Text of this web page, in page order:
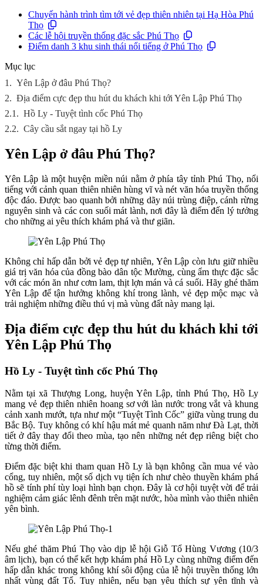
Chuyến hành trình tìm tới vẻ đẹp thiên nhiên tại Hạ Hòa Phú
Thọ
Các lễ hội truyền thống đặc sắc Phú Thọ
Điểm danh 3 khu sinh thái nổi tiếng ở Phú Thọ
Mục lục
1. Yên Lập ở đâu Phú Thọ?
2. Địa điểm cực đẹp thu hút du khách khi tới Yên Lập Phú Thọ
2.1. Hồ Ly - Tuyệt tình cốc Phú Thọ
2.2. Cây cầu sắt ngay tại hồ Ly
Yên Lập ở đâu Phú Thọ?
Yên Lập là một huyện miền núi nằm ở phía tây tỉnh Phú Thọ, nổi
tiếng với cảnh quan thiên nhiên hùng vĩ và nét văn hóa truyền thống
độc đáo. Được bao quanh bởi những dãy núi trùng điệp, cánh rừng
nguyên sinh và các con suối mát lành, nơi đây là điểm đến lý tưởng
cho những ai yêu thích khám phá và thư giãn.
Không chỉ hấp dẫn bởi vẻ đẹp tự nhiên, Yên Lập còn lưu giữ nhiều
giá trị văn hóa của đồng bào dân tộc Mường, cùng ẩm thực đặc sắc
với các món ăn như cơm lam, thịt lợn mán và cá suối. Hãy ghé thăm
Yên Lập để tận hưởng không khí trong lành, vẻ đẹp mộc mạc và
trải nghiệm những điều thú vị mà vùng đất này mang lại.
Địa điểm cực đẹp thu hút du khách khi tới
Yên Lập Phú Thọ
Hồ Ly - Tuyệt tình cốc Phú Thọ
Nằm tại xã Thượng Long, huyện Yên Lập, tỉnh Phú Thọ, Hồ Ly
mang vẻ đẹp thiên nhiên hoang sơ với làn nước trong vắt và khung
cảnh xanh mướt, tựa như một “Tuyệt Tình Cốc” giữa vùng trung du
Bắc Bộ. Tuy không có khí hậu mát mẻ quanh năm như Đà Lạt, thời
tiết ở đây thay đổi theo mùa, tạo nên những nét đẹp riêng biệt cho
từng thời điểm.
Điểm đặc biệt khi tham quan Hồ Ly là bạn không cần mua vé vào
cổng, tuy nhiên, một số dịch vụ tiện ích như chèo thuyền khám phá
hồ sẽ tính phí tùy loại hình bạn chọn. Đây là cơ hội tuyệt vời để trải
nghiệm cảm giác lênh đênh trên mặt nước, hòa mình vào thiên nhiên
yên bình.
Nếu ghé thăm Phú Thọ vào dịp lễ hội Giỗ Tổ Hùng Vương (10/3
âm lịch), bạn có thể kết hợp khám phá Hồ Ly cùng những điểm đến
hấp dẫn khác trong không khí sôi động của lễ hội truyền thống lớn
nhất vùng đất Tổ. Tuy nhiên, nếu bạn yêu thích sự yên tĩnh và